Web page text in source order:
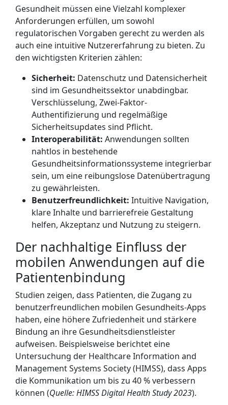
Gesundheit müssen eine Vielzahl komplexer
Anforderungen erfüllen, um sowohl
regulatorischen Vorgaben gerecht zu werden als
auch eine intuitive Nutzererfahrung zu bieten. Zu
den wichtigsten Kriterien zählen:
Sicherheit: Datenschutz und Datensicherheit
sind im Gesundheitssektor unabdingbar.
Verschlüsselung, Zwei-Faktor-
Authentifizierung und regelmäßige
Sicherheitsupdates sind Pflicht.
Interoperabilität: Anwendungen sollten
nahtlos in bestehende
Gesundheitsinformationssysteme integrierbar
sein, um eine reibungslose Datenübertragung
zu gewährleisten.
Benutzerfreundlichkeit: Intuitive Navigation,
klare Inhalte und barrierefreie Gestaltung
helfen, Akzeptanz und Nutzung zu steigern.
Der nachhaltige Einfluss der
mobilen Anwendungen auf die
Patientenbindung
Studien zeigen, dass Patienten, die Zugang zu
benutzerfreundlichen mobilen Gesundheits-Apps
haben, eine höhere Zufriedenheit und stärkere
Bindung an ihre Gesundheitsdienstleister
aufweisen. Beispielsweise berichtet eine
Untersuchung der Healthcare Information and
Management Systems Society (HIMSS), dass Apps
die Kommunikation um bis zu 40 % verbessern
können (Quelle: HIMSS Digital Health Study 2023).